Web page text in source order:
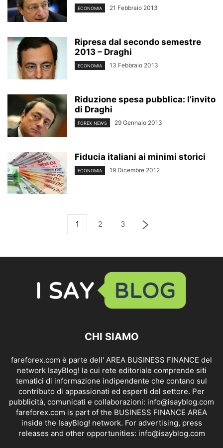
ECONOMIA 21 Febbraio 2013
Ripresa dal secondo semestre
2013 – Draghi
ECONOMIA 13 Febbraio 2013
Riduzione spesa pubblica: l’invito
di Draghi
FOREX NEWS 29 Gennaio 2013
Fiducia italiani ai minimi storici
ECONOMIA 19 Dicembre 2012
1 2 3
CHI SIAMO
fareforex.com è parte dell' AREA BUSINESS FINANCE del
network IsayBlog! la cui rete editoriale comprende siti
tematici di informazione indipendente che contano sul
contributo di appassionati ed esperti del settore. Per
pubblicità, comunicati e collaborazioni: info@isayblog.com
fareforex.com is part of the BUSINESS FINANCE AREA
inside the IsayBlog! network. For advertising, press
releases and other opportunities: info@isayblog.com